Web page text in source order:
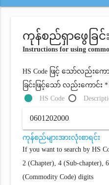
ကုန်စည်ရှာဖွေခြင်း
Instructions for using
HS Code ဖြင့် သော်လည်
ခြင်းဖြင့်သော် လည်းကောင်း *
HS Code
ကုန်စည်များအားလုံးစာရင်း
If you want to search by HS
2 (Chapter), 4 (Sub-chapter),
(Commodity Code) digits